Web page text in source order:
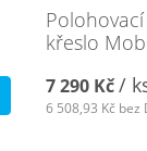
křeslo
7 290 Kč/
6 508,93 Kč bez